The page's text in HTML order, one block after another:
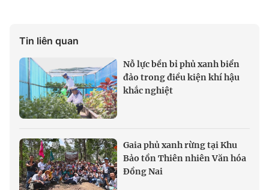
Tin liên quan
Nỗ lực bền bỉ phủ xanh biển
đảo trong điều kiện khí hậu
khắc nghiệt
Gaia phủ xanh rừng tại Khu
Bảo tồn Thiên nhiên Văn hóa
Đồng Nai